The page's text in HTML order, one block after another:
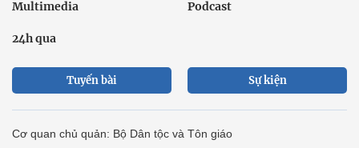
Multimedia Podcast
24h qua
Tuyến bài Sự kiện
Cơ quan chủ quản: Bộ Dân tộc và Tôn giáo